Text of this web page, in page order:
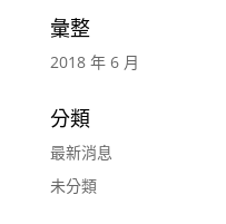
彙整
2018 年 6 月
分類
最新消息
未分類